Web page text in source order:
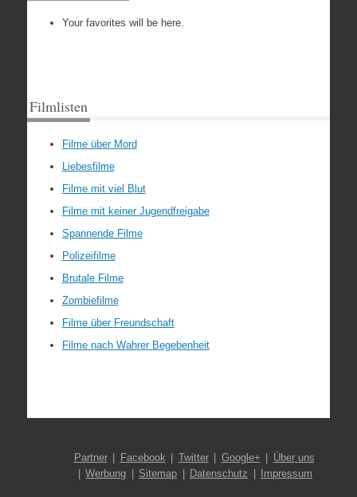
Your favorites will be here.
Filmlisten
Filme über Mord
Liebesfilme
Filme mit viel Blut
Filme mit keiner Jugendfreigabe
Spannende Filme
Polizeifilme
Brutale Filme
Zombiefilme
Filme über Freundschaft
Filme nach Wahrer Begebenheit
Partner Facebook Twitter Google+
Über uns
Werbung
Sitemap Datenschutz Impressum